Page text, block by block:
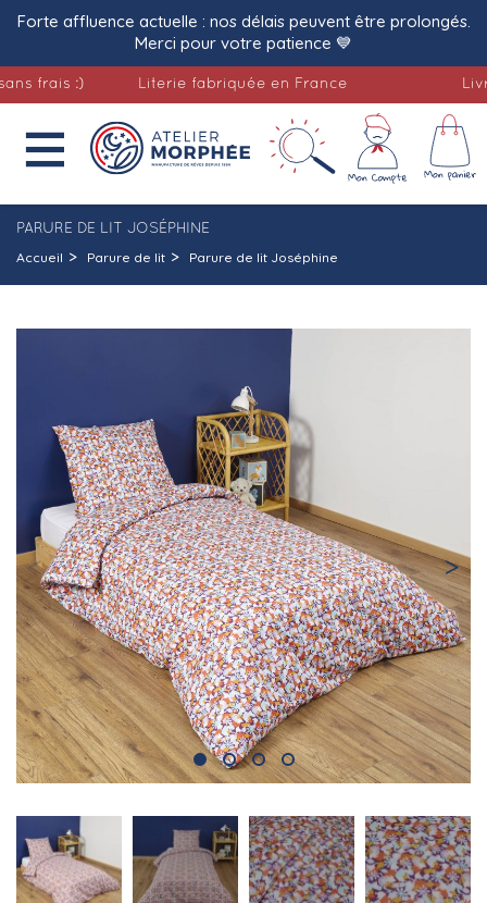
Forte affluence actuelle : nos délais peuvent être prolongés.
Merci pour votre patience 💙
:) Literie fabriquée en France

PARURE DE LIT JOSÉPHINE
Accueil Parure de lit Parure de lit Joséphine